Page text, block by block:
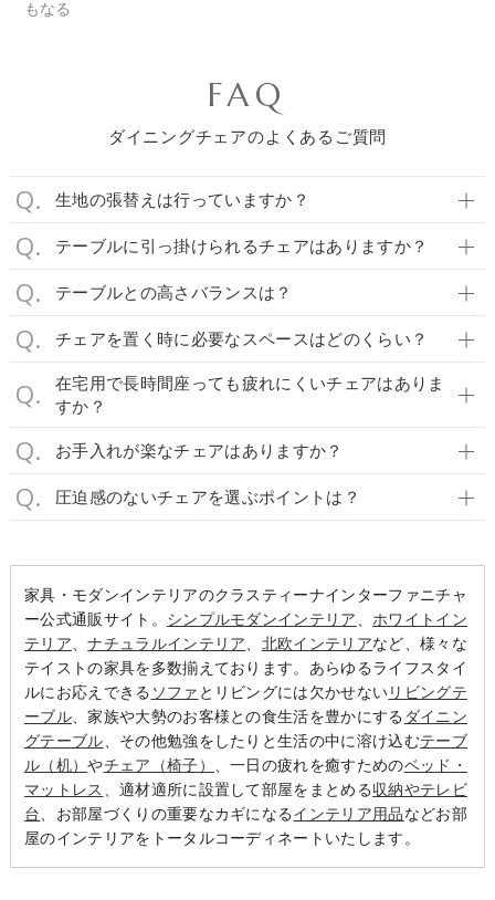
もなる
FAQ
ダイニングチェアのよくあるご質問
生地の張替えは行っていますか？
テーブルに引っ掛けられるチェアはありますか？
テーブルとの高さバランスは？
チェアを置く時に必要なスペースはどのくらい？
在宅用で長時間座っても疲れにくいチェアはありま
すか？
お手入れが楽なチェアはありますか？
圧迫感のないチェアを選ぶポイントは？
家具・モダンインテリアのクラスティーナインターファニチャ
ー公式通販サイト。 シンプルモダンインテリア、ホワイトイン
テリア、ナチュラルインテリア、 北欧インテリアなど、様々な
テイストの家具を多数揃えております。あらゆるライフスタイ
ルにお応えできる ソファ とリビングには欠かせないリビングテ
ーブル、家族や大勢のお客様との食生活を豊かにする ダイニン
グテーブル、その他勉強をしたりと生活の中に溶け込むテーブ
ル（机）やチェア（椅子） 、一日の疲れを癒すためのベッド・
マットレス 、適材適所に設置して部屋をまとめる収納やテレビ
台、お部屋づくりの重要なカギになるインテリア用品などお部
屋のインテリアをトータルコーディネートいたします。